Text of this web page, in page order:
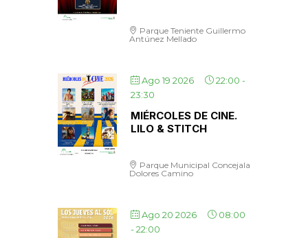
Parque Teniente Guillermo
Antúnez Mellado
Ago 19 2026 22:00 -
23:30
MIÉRCOLES DE CINE.
LILO & STITCH
Parque Municipal Concejala
Dolores Camino
Ago 20 2026
08:00
-22:00